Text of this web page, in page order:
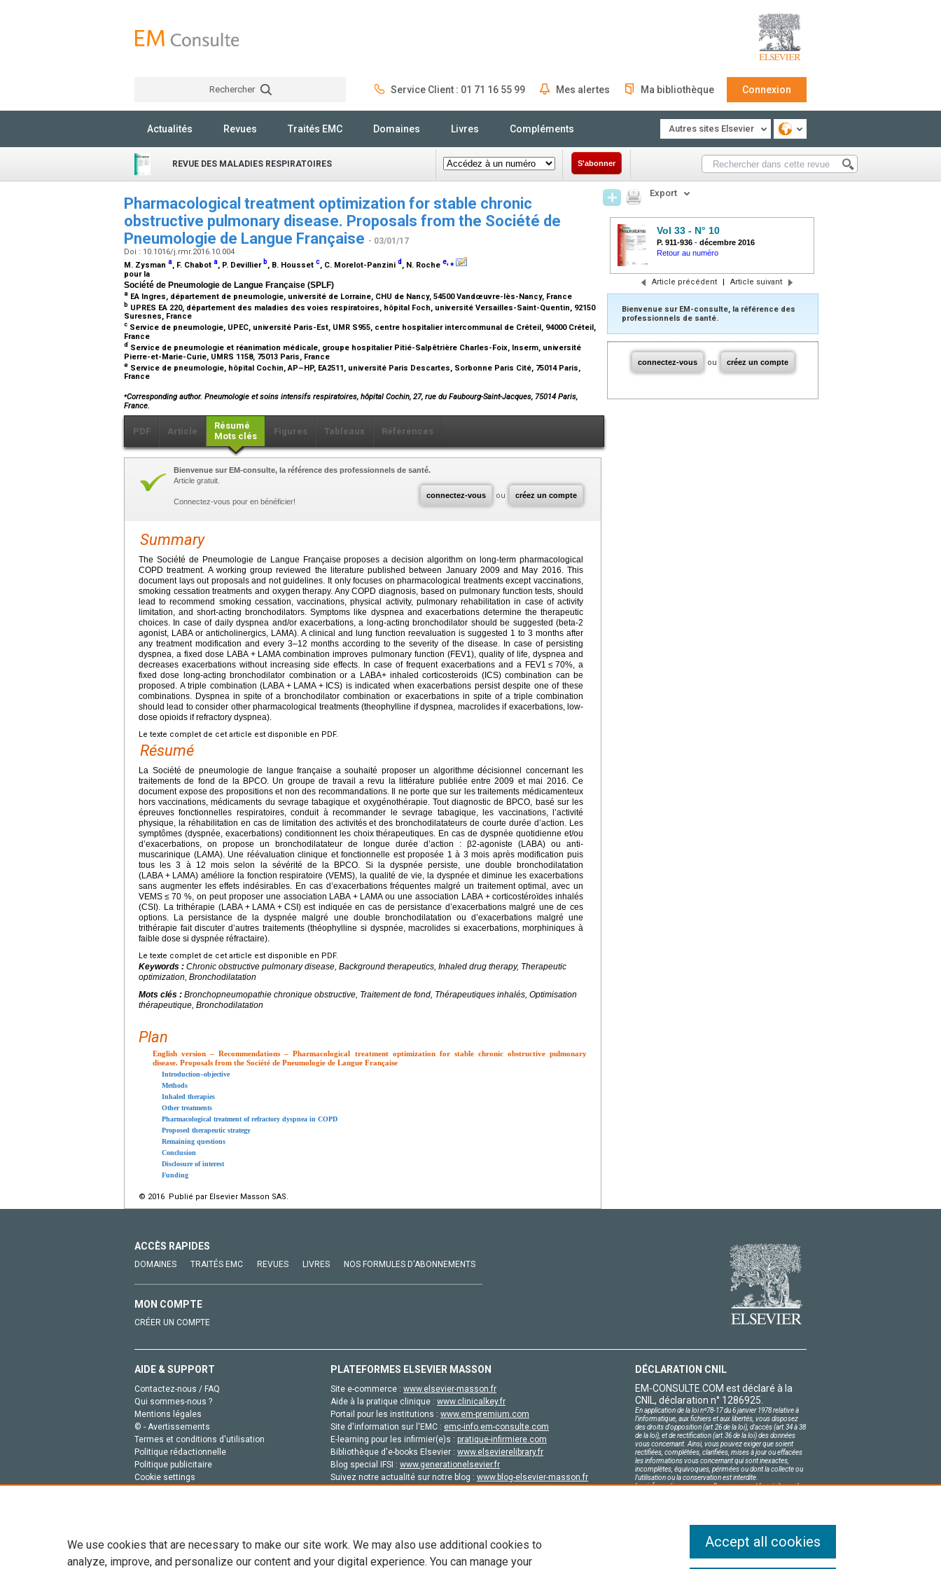
Rechercher Service Client : 01 71 16 55 99 Mes alertes Ma bibliothèque Connexion
Actualités Revues Traités EMC Domaines Livres Compléments Autres sites Elsevier
REVUE DES MALADIES RESPIRATOIRES S'abonner
Pharmacological treatment optimization for stable chronic
obstructive pulmonary disease. Proposals from the Société de
Pneumologie de Langue Française - 03/01/17
Doi : 10.1016/j.rmr.2016.10.004
M. Zysman a, F. Chabot a, P. Devillier b, B. Housset c, C. Morelot-Panzini d , N. Roche e,⁎
pour la
Société de Pneumologie de Langue Française (SPLF)
a EA Ingres, département de pneumologie, université de Lorraine, CHU de Nancy, 54500 Vandœuvre-lès-Nancy, France
b UPRES EA 220, département des maladies des voies respiratoires, hôpital Foch, université Versailles-Saint-Quentin, 92150
Suresnes, France
c Service de pneumologie, UPEC, université Paris-Est, UMR S955, centre hospitalier intercommunal de Créteil, 94000 Créteil,
France
d Service de pneumologie et réanimation médicale, groupe hospitalier Pitié-Salpêtrière Charles-Foix, Inserm, université
Pierre-et-Marie-Curie, UMRS 1158, 75013 Paris, France
e Service de pneumologie, hôpital Cochin, AP–HP, EA2511, université Paris Descartes, Sorbonne Paris Cité, 75014 Paris,
France
⁎Corresponding author. Pneumologie et soins intensifs respiratoires, hôpital Cochin, 27, rue du Faubourg-Saint-Jacques, 75014 Paris,
France.
PDF Article
Résumé
Mots clés
Figures Tableaux Références
connectez-vous ou créez un compte
Bienvenue sur EM-consulte, la référence des professionnels de santé.
Article gratuit.
Connectez-vous pour en bénéficier!
Summary
The Société de Pneumologie de Langue Française proposes a decision algorithm on long-term pharmacological
COPD treatment. A working group reviewed the literature published between January 2009 and May 2016. This
document lays out proposals and not guidelines. It only focuses on pharmacological treatments except vaccinations,
smoking cessation treatments and oxygen therapy. Any COPD diagnosis, based on pulmonary function tests, should
lead to recommend smoking cessation, vaccinations, physical activity, pulmonary rehabilitation in case of activity
limitation, and short-acting bronchodilators. Symptoms like dyspnea and exacerbations determine the therapeutic
choices. In case of daily dyspnea and/or exacerbations, a long-acting bronchodilator should be suggested (beta-2
agonist, LABA or anticholinergics, LAMA). A clinical and lung function reevaluation is suggested 1 to 3 months after
any treatment modification and every 3–12 months according to the severity of the disease. In case of persisting
dyspnea, a fixed dose LABA + LAMA combination improves pulmonary function (FEV1), quality of life, dyspnea and
decreases exacerbations without increasing side effects. In case of frequent exacerbations and a FEV1 ≤ 70%, a
fixed dose long-acting bronchodilator combination or a LABA+ inhaled corticosteroids (ICS) combination can be
proposed. A triple combination (LABA + LAMA + ICS) is indicated when exacerbations persist despite one of these
combinations. Dyspnea in spite of a bronchodilator combination or exacerbations in spite of a triple combination
should lead to consider other pharmacological treatments (theophylline if dyspnea, macrolides if exacerbations, low-
dose opioids if refractory dyspnea).
Le texte complet de cet article est disponible en PDF.
Résumé
La Société de pneumologie de langue française a souhaité proposer un algorithme décisionnel concernant les
traitements de fond de la BPCO. Un groupe de travail a revu la littérature publiée entre 2009 et mai 2016. Ce
document expose des propositions et non des recommandations. Il ne porte que sur les traitements médicamenteux
hors vaccinations, médicaments du sevrage tabagique et oxygénothérapie. Tout diagnostic de BPCO, basé sur les
épreuves fonctionnelles respiratoires, conduit à recommander le sevrage tabagique, les vaccinations, l’activité
physique, la réhabilitation en cas de limitation des activités et des bronchodilatateurs de courte durée d’action. Les
symptômes (dyspnée, exacerbations) conditionnent les choix thérapeutiques. En cas de dyspnée quotidienne et/ou
d’exacerbations, on propose un bronchodilatateur de longue durée d’action : β2-agoniste (LABA) ou anti-
muscarinique (LAMA). Une réévaluation clinique et fonctionnelle est proposée 1 à 3 mois après modification puis
tous les 3 à 12 mois selon la sévérité de la BPCO. Si la dyspnée persiste, une double bronchodilatation
(LABA + LAMA) améliore la fonction respiratoire (VEMS), la qualité de vie, la dyspnée et diminue les exacerbations
sans augmenter les effets indésirables. En cas d’exacerbations fréquentes malgré un traitement optimal, avec un
VEMS ≤ 70 %, on peut proposer une association LABA + LAMA ou une association LABA + corticostéroïdes inhalés
(CSI). La trithérapie (LABA + LAMA + CSI) est indiquée en cas de persistance d’exacerbations malgré une de ces
options. La persistance de la dyspnée malgré une double bronchodilatation ou d’exacerbations malgré une
trithérapie fait discuter d’autres traitements (théophylline si dyspnée, macrolides si exacerbations, morphiniques à
faible dose si dyspnée réfractaire).
Le texte complet de cet article est disponible en PDF.
Keywords : Chronic obstructive pulmonary disease, Background therapeutics, Inhaled drug therapy, Therapeutic
optimization, Bronchodilatation
Mots clés : Bronchopneumopathie chronique obstructive, Traitement de fond, Thérapeutiques inhalés, Optimisation
thérapeutique, Bronchodilatation
Plan
English version – Recommendations – Pharmacological treatment optimization for stable chronic obstructive pulmonary
disease. Proposals from the Société de Pneumologie de Langue Française
Introduction–objective
Methods
Inhaled therapies
Other treatments
Pharmacological treatment of refractory dyspnea in COPD
Proposed therapeutic strategy
Remaining questions
Conclusion
Disclosure of interest
Funding
© 2016 Publié par Elsevier Masson SAS.
Export
Vol 33 - N° 10
P. 911-936 - décembre 2016
Retour au numéro
Article précédent | Article suivant
Bienvenue sur EM-consulte, la référence des
professionnels de santé.
connectez-vous ou créez un compte
ACCÈS RAPIDES
DOMAINES TRAITÉS EMC REVUES LIVRES NOS FORMULES D'ABONNEMENTS
MON COMPTE
CRÉER UN COMPTE
AIDE & SUPPORT
Contactez-nous / FAQ
Qui sommes-nous ?
Mentions légales
© - Avertissements
Termes et conditions d'utilisation
Politique rédactionnelle
Politique publicitaire
Cookie settings
PLATEFORMES ELSEVIER MASSON
Site e-commerce : www.elsevier-masson.fr
Aide à la pratique clinique : www.clinicalkey.fr
Portail pour les institutions : www.em-premium.com
Site d'information sur l'EMC : emc-info.em-consulte.com
E-learning pour les infirmier(e)s : pratique-infirmiere.com
Bibliothèque d'e-books Elsevier : www.elsevierelibrary.fr
Blog special IFSI : www.generationelsevier.fr
Suivez notre actualité sur notre blog : www.blog-elsevier-masson.fr
DÉCLARATION CNIL
EM-CONSULTE.COM est déclaré à la
CNIL, déclaration n° 1286925.
En application de la loi nº78-17 du 6 janvier 1978 relative à
l'informatique, aux fichiers et aux libertés, vous disposez
des droits d'opposition (art.26 de la loi), d'accès (art.34 à 38
de la loi), et de rectification (art.36 de la loi) des données
vous concernant. Ainsi, vous pouvez exiger que soient
rectifiées, complétées, clarifiées, mises à jour ou effacées
les informations vous concernant qui sont inexactes,
incomplètes, équivoques, périmées ou dont la collecte ou
l'utilisation ou la conservation est interdite.
Les informations personnelles concernant les visiteurs de
We use cookies that are necessary to make our site work. We may also use additional cookies to
analyze, improve, and personalize our content and your digital experience. You can manage your
Accept all cookies